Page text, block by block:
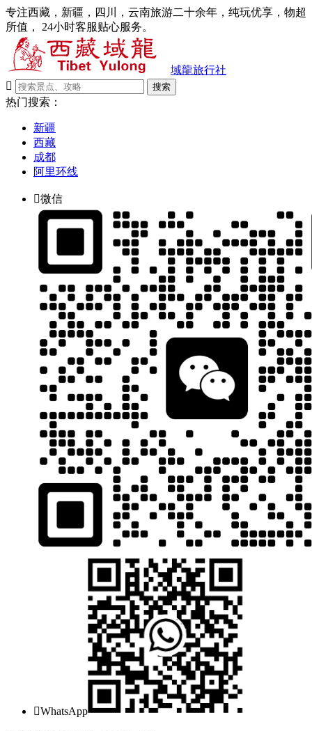
专注西藏，新疆，四川，云南旅游二十余年，纯玩优享，物超
所值， 24小时客服贴心服务。
域龍旅行社

搜索
热门搜索：
新疆
西藏
成都
阿里环线
微信
WhatsApp